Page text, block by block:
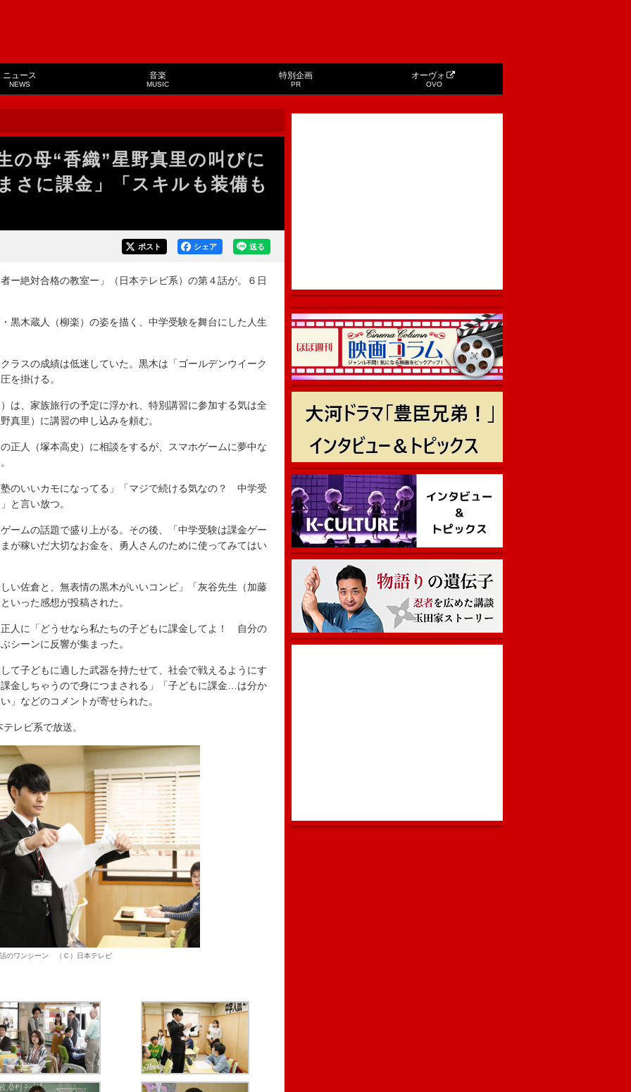
ニュース
NEWS
音楽
MUSIC
特別企画
PR
オーヴォ
OVO
の母“香織”星野真里の叫びに
に課金」「スキルも装備も
送る
シェア
ポスト
絶対合格の教室ー」（日本テレビ系）の第４話が。６日
木蔵人（柳楽）の姿を描く、中学受験を舞台にした人生
スの成績は低迷していた。黒木は「ゴールデンウイーク
を掛ける。
、家族旅行の予定に浮かれ、特別講習に参加する気は全
真里）に講習の申し込みを頼む。
人（塚本高史）に相談をするが、スマホゲームに夢中な
のいいカモになってる」「マジで続ける気なの？ 中学受
と言い放つ。
ムの話題で盛り上がる。その後、「中学受験は課金ゲー
が稼いだ大切なお金を、勇人さんのために使ってみてはい
佐倉と、無表情の黒木がいいコンビ」「灰谷先生（加藤
いった感想が投稿された。
人に「どうせなら私たちの子どもに課金してよ！ 自分の
シーンに反響が集まった。
子どもに適した武器を持たせて、社会で戦えるようにす
金しちゃうので身につまされる」「子どもに課金…は分か
」などのコメントが寄せられた。
レビ系で放送。
のワンシーン （Ｃ）日本テレビ